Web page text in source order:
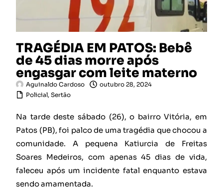
TRAGÉDIA EM PATOS: Bebê
de 45 dias morre após
engasgar com leite materno
Aguinaldo Cardoso
outubro 28, 2024
Policial,Sertão
Na tarde deste sábado (26), o bairro Vitória, em
Patos (PB), foi palco de uma tragédia que chocou a
comunidade. A pequena Katiurcia de Freitas
Soares Medeiros, com apenas 45 dias de vida,
faleceu após um incidente fatal enquanto estava
sendo amamentada.